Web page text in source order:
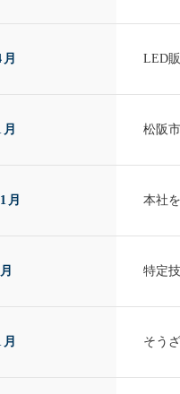
LED
松阪
月 本社
特定
そう